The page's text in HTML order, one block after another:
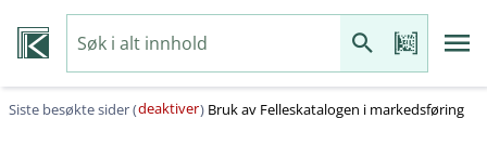
Siste besøkte sider (deaktiver) Bruk av Felleskatalogen i markedsføring